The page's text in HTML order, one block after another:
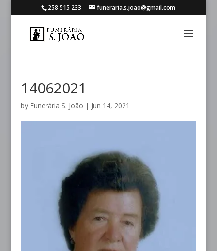
258 515 233 funeraria.s.joao@gmail.com
14062021
by Funerária S. João | Jun 14, 2021